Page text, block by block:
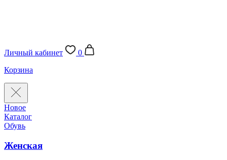
Личный кабинет
0
Корзина
Новое
Каталог
Обувь
Женская